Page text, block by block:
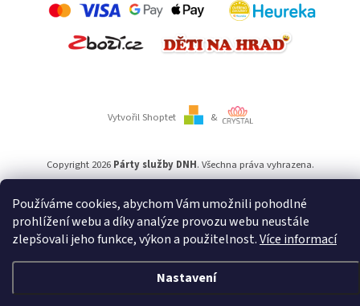
Používáme cookies, abychom Vám umožnili pohodlné
prohlížení webu a díky analýze provozu webu neustále
zlepšovali jeho funkce, výkon a použitelnost.Více informací
Nastavení
Vytvořil Shoptet &
Copyright 2026 Párty služby DNH. Všechna práva vyhrazena.
Používámeověření věku Adulto